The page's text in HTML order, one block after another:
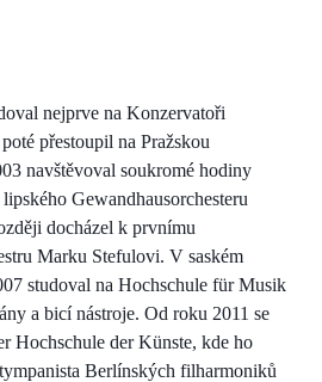
nejprve na Konzervatoři
přestoupil na Pražskou
navštěvoval soukromé hodiny
Gewandhausorchesteru
docházel k prvnímu
Marku Stefulovi. V saském
studoval na Hochschule für Musik
a bicí nástroje. Od roku 2011 se
Hochschule der Künste, kde ho
Berlínských filharmoniků